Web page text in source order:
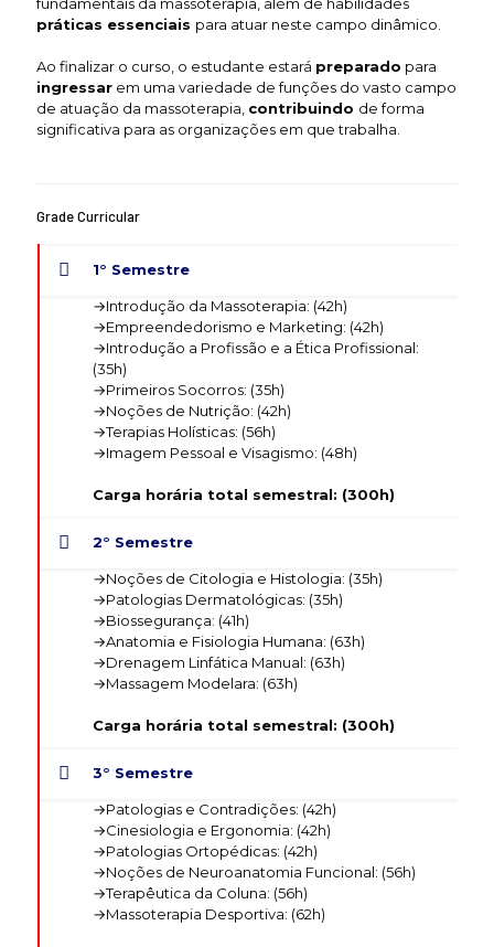
práticas essenciais para atuar neste campo dinâmico.
Ao finalizar o curso, o estudante estará preparado para
ingressar em uma variedade de funções do vasto campo
de atuação da massoterapia, contribuindo de forma
significativa para as organizações em que trabalha.
Grade Curricular
1° Semestre
→Introdução da Massoterapia: (42h)
→Empreendedorismo e Marketing: (42h)
→Introdução a Profissão e a Ética Profissional:
(35h)
→Primeiros Socorros: (35h)
→Noções de Nutrição: (42h)
→Terapias Holísticas: (56h)
→Imagem Pessoal e Visagismo: (48h)
Carga horária total semestral: (300h)
2° Semestre
→Noções de Citologia e Histologia: (35h)
→Patologias Dermatológicas: (35h)
→Biossegurança: (41h)
→Anatomia e Fisiologia Humana: (63h)
→Drenagem Linfática Manual: (63h)
→Massagem Modelara: (63h)
Carga horária total semestral: (300h)
3° Semestre
→Patologias e Contradições: (42h)
→Cinesiologia e Ergonomia: (42h)
→Patologias Ortopédicas: (42h)
→Noções de Neuroanatomia Funcional: (56h)
→Terapêutica da Coluna: (56h)
→Massoterapia Desportiva: (62h)